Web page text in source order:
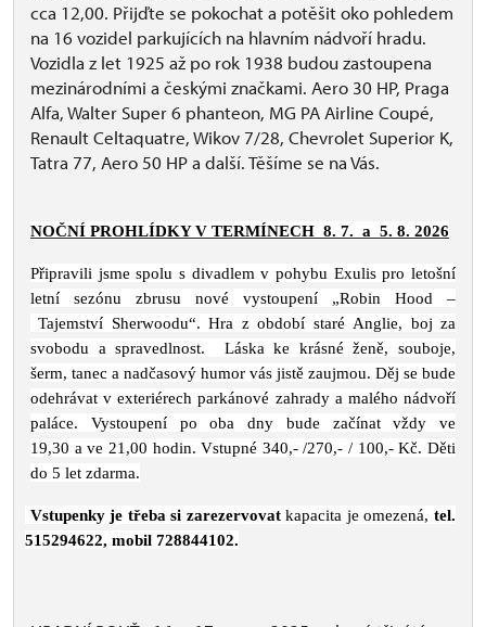
cca 12,00. Přijďte se pokochat a potěšit oko pohledem
na 16 vozidel parkujících na hlavním nádvoří hradu.
Vozidla z let 1925 až po rok 1938 budou zastoupena
mezinárodními a českými značkami. Aero 30 HP, Praga
Alfa, Walter Super 6 phanteon, MG PA Airline Coupé,
Renault Celtaquatre, Wikov 7/28, Chevrolet Superior K,
Tatra 77, Aero 50 HP a další. Těšíme se na Vás.
NOČNÍ PROHLÍDKY V TERMÍNECH 8. 7. a 5. 8. 2026
Připravili jsme spolu s divadlem v pohybu Exulis pro letošní
letní sezónu zbrusu nové vystoupení „Robin Hood –
Tajemství Sherwoodu“. Hra z období staré Anglie, boj za
svobodu a spravedlnost. Láska ke krásné ženě, souboje,
šerm, tanec a nadčasový humor vás jistě zaujmou. Děj se bude
odehrávat v exteriérech parkánové zahrady a malého nádvoří
paláce. Vystoupení po oba dny bude začínat vždy ve
19,30 a ve 21,00 hodin. Vstupné 340,- /270,- / 100,- Kč. Děti
do 5 let zdarma.
Vstupenky je třeba si zarezervovatkapacita je omezená,tel.
515294622, mobil 728844102.